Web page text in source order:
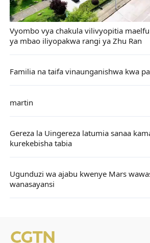
Vyombo vya chakula vilivyopitia
ya mbao iliyopakwa rangi ya Zhu Ran
Familia na taifa vinaunganishwa kwa
martin
Gereza la Uingereza latumia sanaa
kurekebisha tabia
Ugunduzi wa ajabu kwenye Mars
wanasayansi